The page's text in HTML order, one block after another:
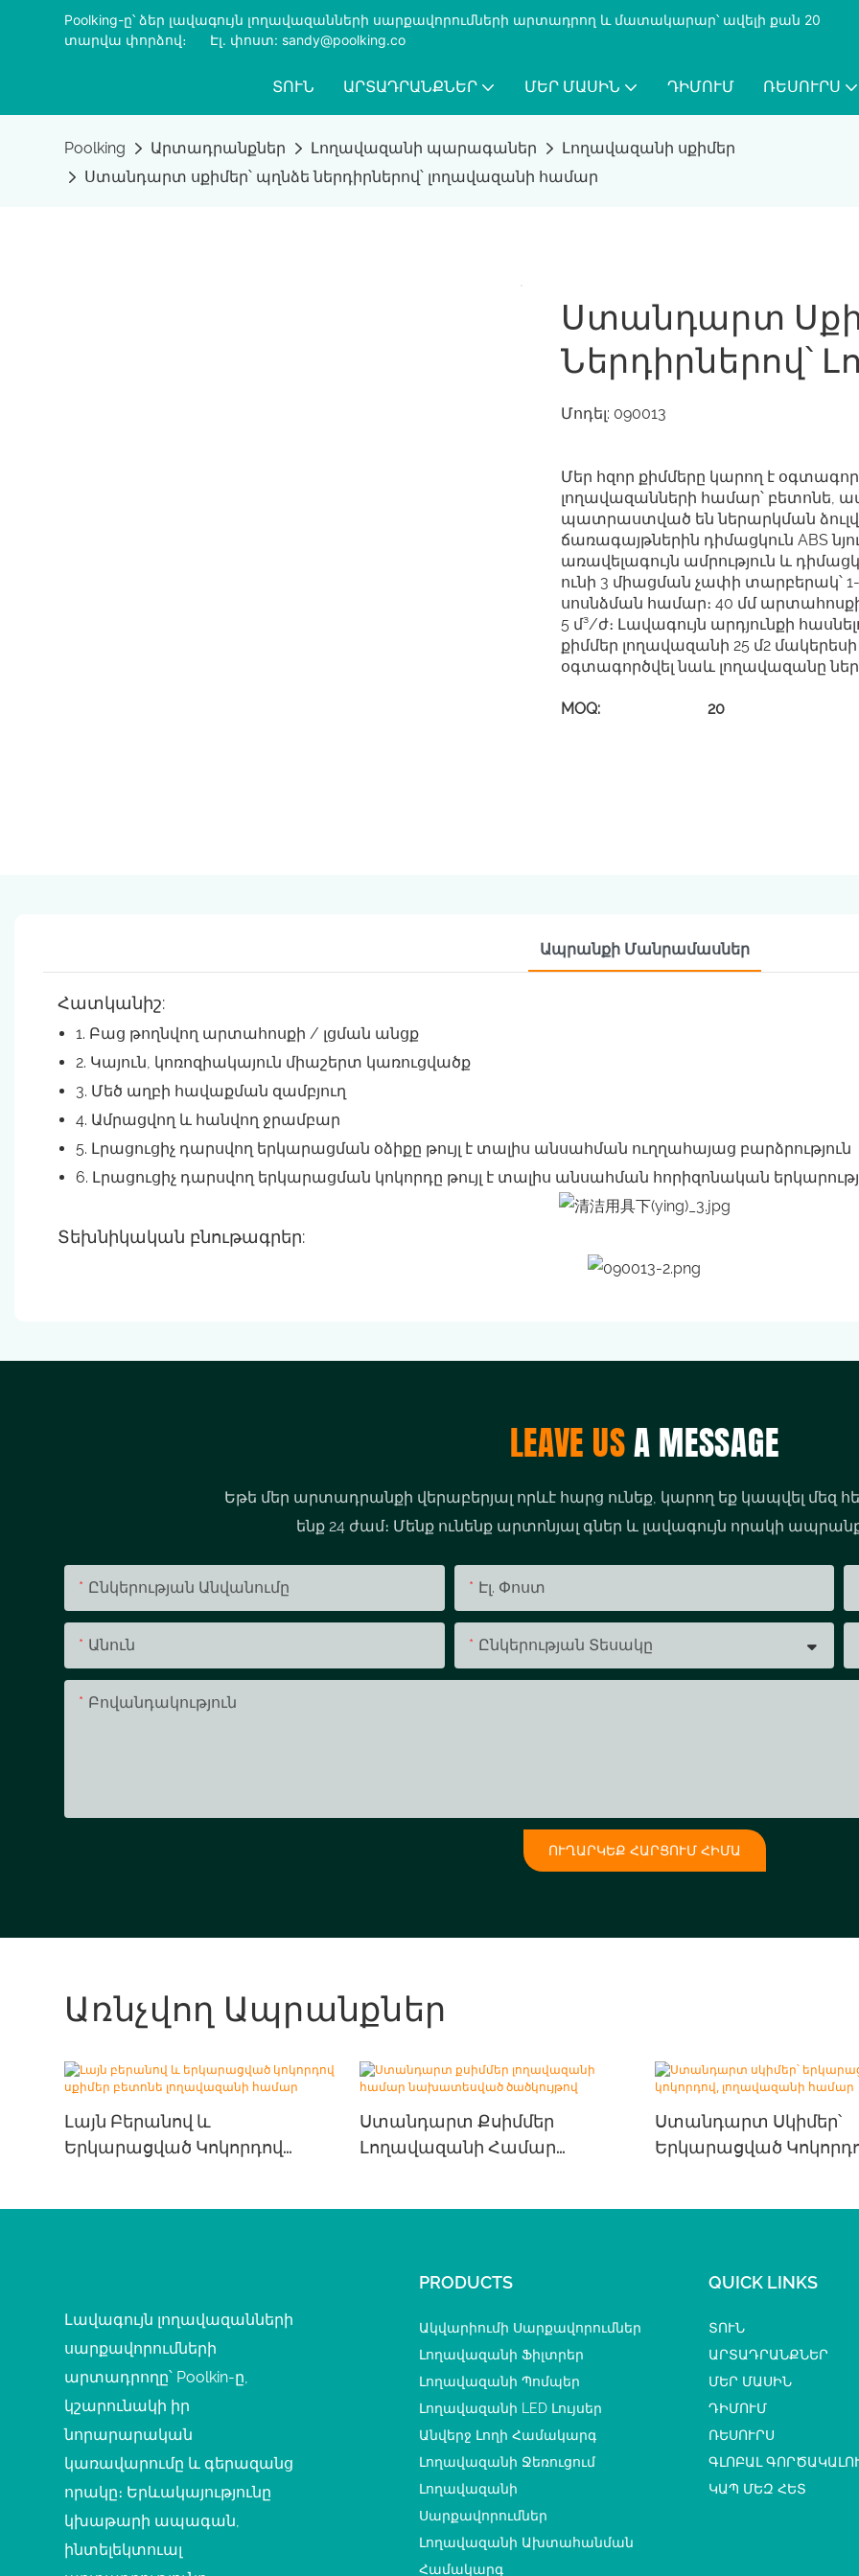
Poolking-ը՝ ձեր լավագույն լողավազանների սարքավորումների արտադրող և մատակարար՝ ավելի քան 20
տարվա փորձով։
Էլ․ փոստ: sandy@poolking.co
ՏՈՒՆ ԱՐՏԱԴՐԱՆՔՆԵՐ ՄԵՐ ՄԱՍԻՆ ԴԻՄՈՒՄ ՌԵՍՈՒՐՍ
Poolking Արտադրանքներ Լողավազանի պարագաներ
Լողավազանի սքիմեր
Ստանդարտ սքիմեր՝ պղնձե ներդիրներով՝ լողավազանի համար
Ստանդարտ
Ներդիրներով՝
Մոդել: 090013
Մեր հզոր քիմմերը կարող է
լողավազանների համար՝ բետոնե,
պատրաստված են ներարկման
ճառագայթներին դիմացկուն ABS
առավելագույն ամրություն և
ունի 3 միացման չափի տարբերակ՝
սոսնձման համար։ 40 մմ արտահոսքի
5 մ³/ժ։ Լավագույն արդյունքի
քիմմեր լողավազանի 25 մ2
օգտագործվել նաև լողավազանը
MOQ: 20
Ապրանքի Մանրամասներ
Հատկանիշ:
1. Բաց թողնվող արտահոսքի / լցման անցք
2. Կայուն, կոռոզիակայուն միաշերտ կառուցվածք
3. Մեծ աղբի հավաքման զամբյուղ
4. Ամրացվող և հանվող ջրամբար
5. Լրացուցիչ դարսվող երկարացման օձիքը թույլ է տալիս անսահման ուղղահայաց բարձրություն
6. Լրացուցիչ դարսվող երկարացման կոկորդը թույլ է տալիս անսահման հորիզոնական
Տեխնիկական բնութագրեր:
LEAVE USA MESSAGE
Եթե ​​մեր արտադրանքի վերաբերյալ որևէ հարց ունեք, կարող եք կապվել մեզ
ենք 24 ժամ։ Մենք ունենք արտոնյալ գներ և լավագույն որակի
Ընկերության Անվանումը Էլ. Փոստ
Անուն Ընկերության Տեսակը
Բովանդակություն
ՈՒՂԱՐԿԵՔ ՀԱՐՑՈՒՄ ՀԻՄԱ
Առնչվող Ապրանքներ
Լայն Բերանով ԵՒ
Երկարացված Կոկորդով
Ստանդարտ Քսիմմեր
Լողավազանի Համար
Ստանդարտ Սկիմեր՝
Երկարացված
Լավագույն լողավազանների
սարքավորումների
արտադրողը՝ Poolkin-ը,
կշարունակի իր
նորարարական
կառավարումը և գերազանց
որակը։ Երևակայությունը
կխաթարի ապագան,
ինտելեկտուալ
PRODUCTS
Ակվարիումի Սարքավորումներ
Լողավազանի Ֆիլտրեր
Լողավազանի Պոմպեր
Լողավազանի LED Լույսեր
Անվերջ Լողի Համակարգ
Լողավազանի Ջեռուցում
Լողավազանի
Սարքավորումներ
Լողավազանի Ախտահանման
Համակարգ
QUICK LINKS
ՏՈՒՆ
ԱՐՏԱԴՐԱՆՔՆԵՐ
ՄԵՐ ՄԱՍԻՆ
ԴԻՄՈՒՄ
ՌԵՍՈՒՐՍ
ԳԼՈԲԱԼ
ԿԱՊ ՄԵԶ ՀԵՏ